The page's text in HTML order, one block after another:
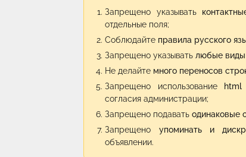
Запрещено указывать
отдельные поля;
Соблюдайте правила русского
Запрещено указыватьлюбые
Не делайте много переносов
Запрещено использование
html
согласия администрации;
Запрещено подаватьодинаковые
Запрещено упоминать и
объявлении.